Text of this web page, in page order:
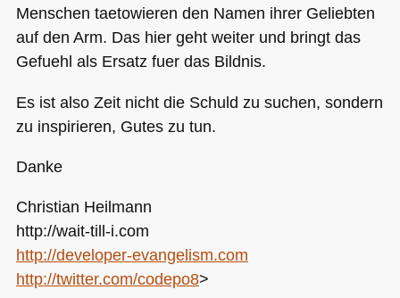
Menschen taetowieren den Namen ihrer Geliebten
auf den Arm. Das hier geht weiter und bringt das
Gefuehl als Ersatz fuer das Bildnis.
Es ist also Zeit nicht die Schuld zu suchen, sondern
zu inspirieren, Gutes zu tun.
Danke
Christian Heilmann
http://wait-till-i.com
http://developer-evangelism.com
http://twitter.com/codepo8>